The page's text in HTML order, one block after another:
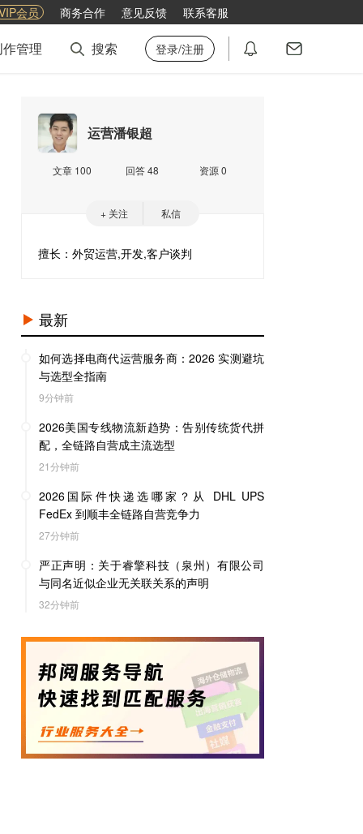
会员 商务合作 意见反馈 联系客服
管理 搜索 登录/注册
运营潘银超
文章 100 回答 48 资源 0
+ 关注 私信
擅长：外贸运营,开发,客户谈判
最新
如何选择电商代运营服务商：2026 实测避坑
与选型全指南
9分钟前
2026美国专线物流新趋势：告别传统货代拼
配，全链路自营成主流选型
21分钟前
2026国际件快递选哪家？从 DHL UPS
FedEx 到顺丰全链路自营竞争力
27分钟前
严正声明：关于睿擎科技（泉州）有限公司
与同名近似企业无关联关系的声明
32分钟前